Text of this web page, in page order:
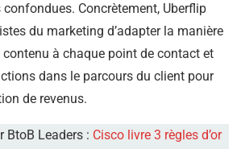
confondues. Concrètement, Uberflip
du marketing d’adapter la manière
à chaque point de contact et
dans le parcours du client pour
de revenus.
BtoB Leaders : Cisco livre 3 règles d’or